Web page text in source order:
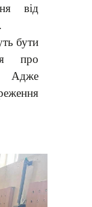
від
бути
про
Адже